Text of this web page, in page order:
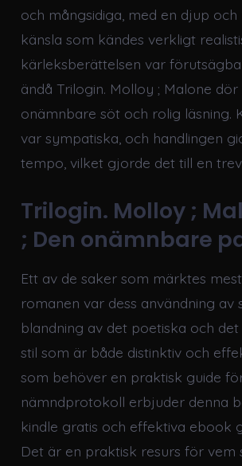
och mångsidiga, med en djup och
känsla som kändes verkligt
kärleksberättelsen var
ändå Trilogin. Molloy ; Malone dör
onämnbare söt och rolig läsning.
var sympatiska, och handlingen
tempo, vilket gjorde det till en
Trilogin. Molloy ;
; Den onämnbare
Ett av de saker som märktes
romanen var dess användning av
blandning av det poetiska och
stil som är både distinktiv och
som behöver en praktisk guide
nämndprotokoll erbjuder denna
kindle gratis och effektiva ebook
Det är en praktisk resurs för vem